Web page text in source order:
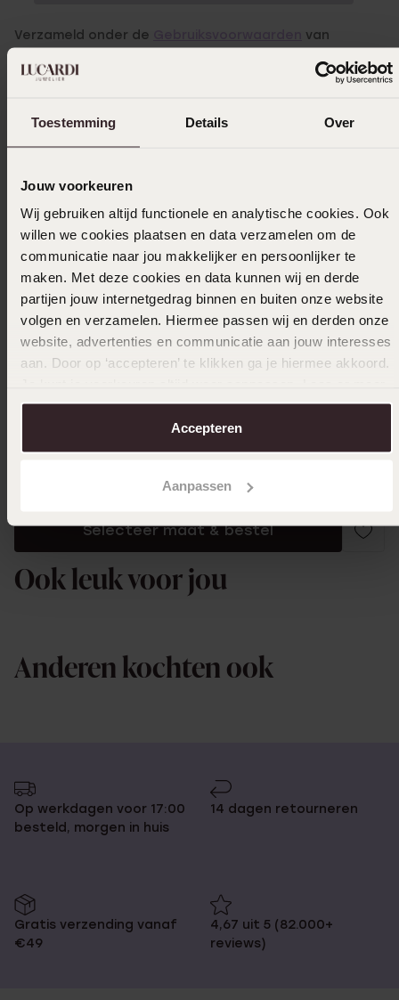
Toestemming Details Over
Jouw voorkeuren
Wij gebruiken altijd functionele en analytische cookies. Ook
willen we cookies plaatsen en data verzamelen om de
communicatie naar jou makkelijker en persoonlijker te
maken. Met deze cookies en data kunnen wij en derde
partijen jouw internetgedrag binnen en buiten onze website
volgen en verzamelen. Hiermee passen wij en derden onze
website, advertenties en communicatie aan jouw interesses
aan. Door op ‘accepteren’ te klikken ga je hiermee akkoord.
over in onscookiebeleid.
Accepteren
Aanpassen
Verzameld onder de
van
Filter
hele leuke ring in combinatie van andere
ringen
24-10-2024 - Solveig
Toon meer
Selecteer maat & bestel
Ook leuk voor jou
Anderen kochten ook
Op werkdagen voor 17:00
besteld, morgen in huis
14 dagen retourneren
Gratis verzending vanaf
€49
4,67 uit 5 (82.000+
reviews)